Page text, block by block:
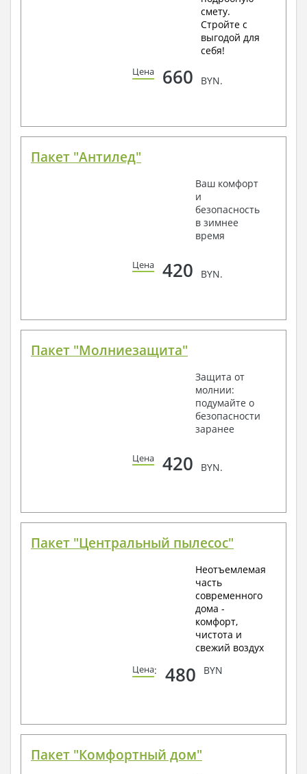
смету.
Стройте с
выгодой для
себя!
Цена 660 BYN.
Пакет "Антилед"
Ваш комфорт
и
безопасность
в зимнее
время
Цена 420 BYN.
Пакет "Молниезащита"
Защита от
молнии:
подумайте о
безопасности
заранее
Цена 420 BYN.
Пакет "Центральный пылесос"
Неотъемлемая
часть
современного
дома -
комфорт,
чистота и
свежий воздух
Цена: 480 BYN
Пакет "Комфортный дом"